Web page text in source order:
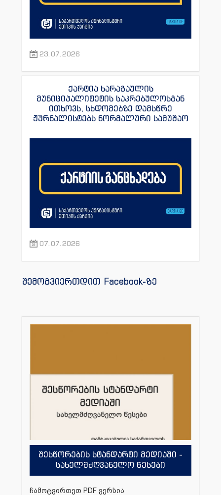
23.07.2026
ქარტია ხარაგაულის
მუნიციპალიტეტის საკრებულოსგან
ითხოვს, სხდომებზე დამსწრე
ჟურნალისტებს ნორმალური სამუშაო
07.07.2026
შემოგვიერთდით Facebook-ზე
შესწორების სტანდარტი მედიაში -
სახელმძღვანელო წესები
ჩამოტვირთეთ PDF ვერსია